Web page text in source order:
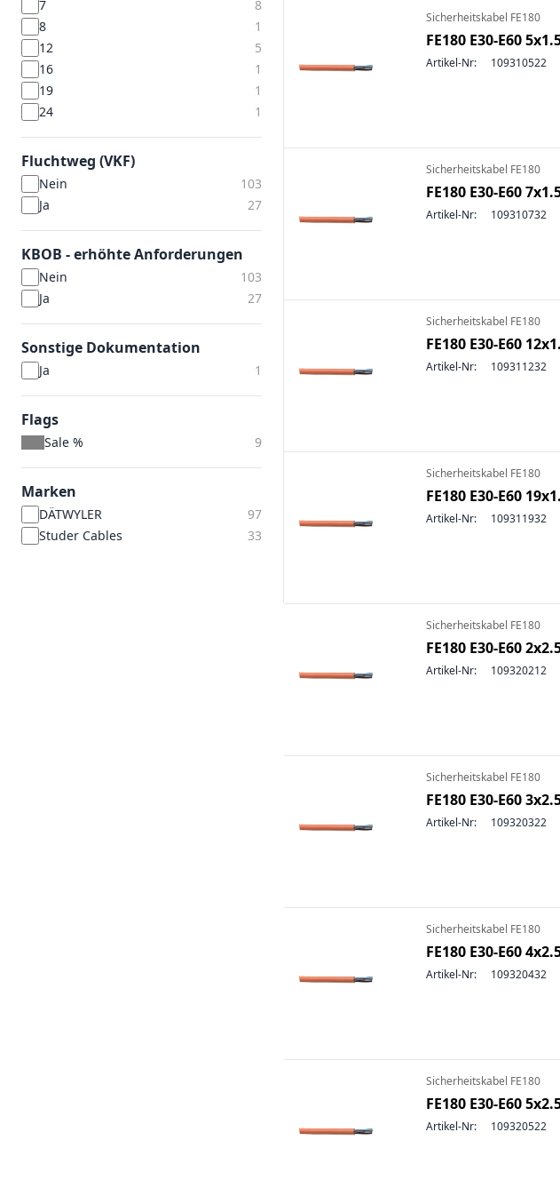
7
8
8
1
12
5
16
1
19
1
24
1
Fluchtweg (VKF)
Nein
103
Ja
27
KBOB - erhöhte Anforderungen
Nein
103
Ja
27
Sonstige Dokumentation
Ja 1
Flags
Sale % 9
Marken
DÄTWYLER
97
Studer Cables
33
Sicherheitskabel FE180
FE180 E30-E60
Artikel-Nr: 109310522
Sicherheitskabel FE180
FE180 E30-E60
Artikel-Nr: 109310732
Sicherheitskabel FE180
FE180 E30-E60
Artikel-Nr: 109311232
Sicherheitskabel FE180
FE180 E30-E60
Artikel-Nr: 109311932
Sicherheitskabel FE180
FE180 E30-E60
Artikel-Nr: 109320212
Sicherheitskabel FE180
FE180 E30-E60
Artikel-Nr: 109320322
Sicherheitskabel FE180
FE180 E30-E60
Artikel-Nr: 109320432
Sicherheitskabel FE180
FE180 E30-E60
Artikel-Nr: 109320522